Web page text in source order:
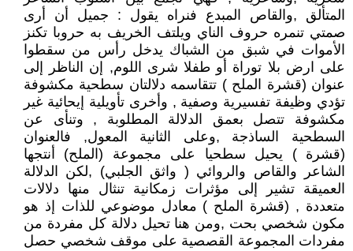
المتألق ,والقاص المبدع فنراه يقول : جميل أن أرى
صمتي تنمره حروف الناي ويلتف الخريف به حروبا تكنز
الأموات في شبق من الشباك يدخل رأس من سقطوا
على ارض بلا توراة أو طفلا شرى اللوم, إن الناظر إلى
عنوان (قشرة الملح ) تتقاسمه دلالتان سطحية مكشوفة
تؤدي وظيفة تفسيرية وصفية , وأخرى تأويلية إيحائية غير
مكشوفة تتصل بعمق الدلالة المطلوبة , وتنأى عن
السطحية الساذجة ,وعلى الثانية المعول, فالعنوان
(قشرة ) يحيل سطحيا على مجموعة (الملح) أنتجها
الشاعر والقاص والروائي ( واثق الجلبي) ,لكن الدلالة
العميقة تشير إلى مؤثرات زمكانية تنثال منها دلالات
متعددة , (قشرة الملح ) معادل موضوعي للذات إذ هو
مكون شخصي بحت ,ومن هنا تحيل دلالة كل مفردة من
مفردات المجموعة القصصية على موقف شخصي حصل